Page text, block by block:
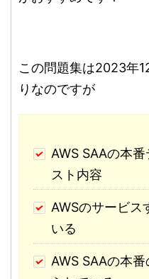
この問題集は2023年
りなのですが
AWS SAAの本
スト内容
AWSのサービス
いる
AWS SAAの本